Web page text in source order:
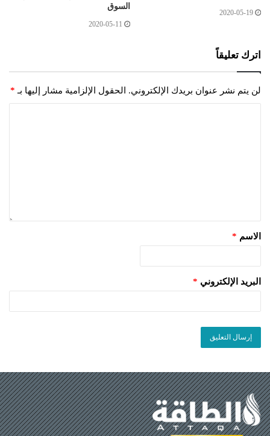
2020-05-19
السوق
2020-05-11
اترك تعليقاً
لن يتم نشر عنوان بريدك الإلكتروني. الحقول الإلزامية مشار إليها بـ *
الاسم *
البريد الإلكتروني *